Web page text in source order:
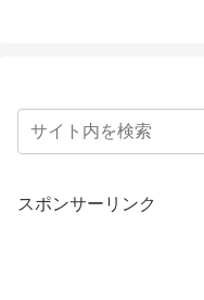
スポンサーリンク